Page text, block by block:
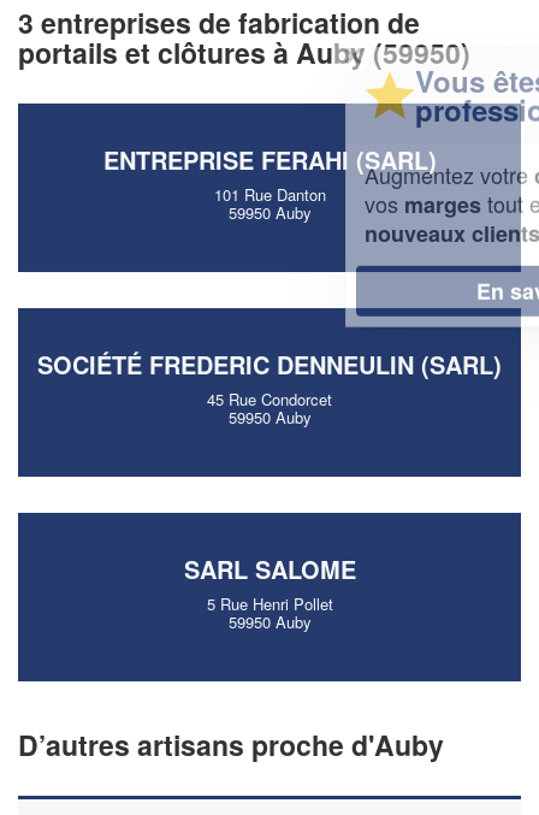
3 entreprises de fabrication de
portails et clôtures à Auby (59950)
ENTREPRISE FERAHI (SARL)
101 Rue Danton
59950 Auby
SOCIÉTÉ FREDERIC DENNEULIN (SARL)
45 Rue Condorcet
59950 Auby
SARL SALOME
5 Rue Henri Pollet
59950 Auby
D’autres artisans proche d'Auby
✕
Vous êtes un
professionnel ?
Augmentez votrechiffre d'affaireset
margestout en gagnant de
nouveaux clients